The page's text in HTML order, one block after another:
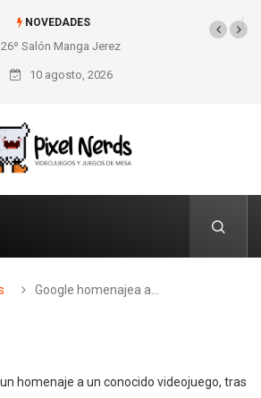
NOVEDADES
Salón Manga Jerez SNES Pixel Book para
los amantes de lo retro
10 agosto, 2026
Google homenajea a…
homenaje a un conocido videojuego, tras